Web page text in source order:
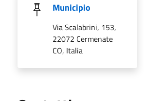
Municipio
Via Scalabrini, 153,
22072 Cermenate
CO, Italia